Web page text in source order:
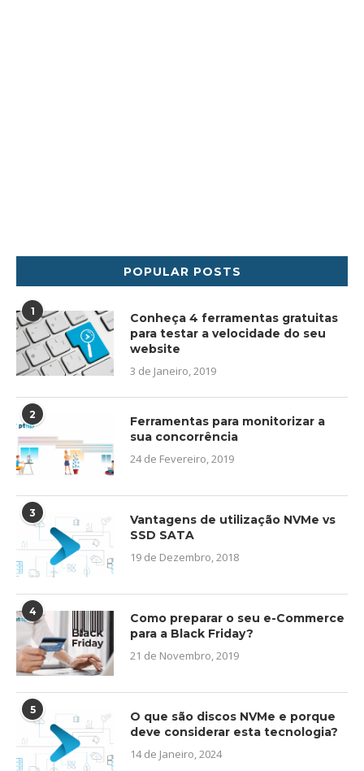
POPULAR POSTS
1
Conheça 4 ferramentas gratuitas
para testar a velocidade do seu
website
3 de Janeiro, 2019
2
Ferramentas para monitorizar a
sua concorrência
24 de Fevereiro, 2019
3
Vantagens de utilização NVMe vs
SSD SATA
19 de Dezembro, 2018
4
Como preparar o seu e-Commerce
para a Black Friday?
21 de Novembro, 2019
5
O que são discos NVMe e porque
deve considerar esta tecnologia?
14 de Janeiro, 2024